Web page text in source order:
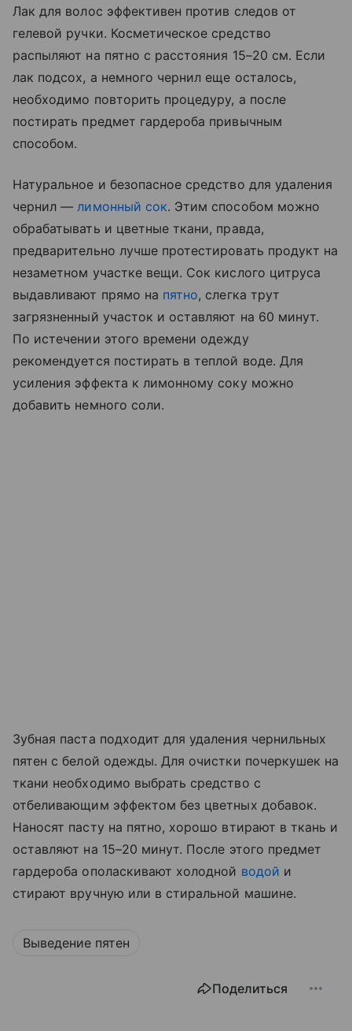
Лак для волос эффективен против следов от
гелевой ручки. Косметическое средство
распыляют на пятно с расстояния 15–20 см. Если
лак подсох, а немного чернил еще осталось,
необходимо повторить процедуру, а после
постирать предмет гардероба привычным
способом.
Натуральное и безопасное средство для удаления
чернил — лимонный сок. Этим способом можно
обрабатывать и цветные ткани, правда,
предварительно лучше протестировать продукт на
незаметном участке вещи. Сок кислого цитруса
выдавливают прямо на пятно, слегка трут
загрязненный участок и оставляют на 60 минут.
По истечении этого времени одежду
рекомендуется постирать в теплой воде. Для
усиления эффекта к лимонному соку можно
добавить немного соли.
Зубная паста подходит для удаления чернильных
пятен с белой одежды. Для очистки почеркушек на
ткани необходимо выбрать средство с
отбеливающим эффектом без цветных добавок.
Наносят пасту на пятно, хорошо втирают в ткань и
оставляют на 15–20 минут. После этого предмет
гардероба ополаскивают холодной водой и
стирают вручную или в стиральной машине.
Выведение пятен
Поделиться